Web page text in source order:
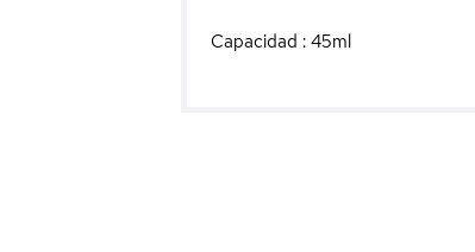
Capacidad : 45ml